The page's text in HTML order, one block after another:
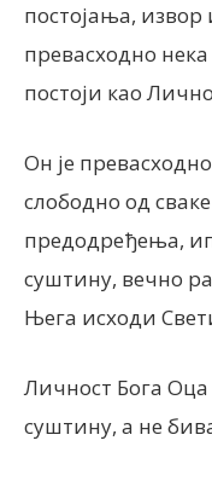
постојања, извор
превасходно
постоји као
Он је
слободно од
предодређења,
суштину, вечно
Њега исходи
Личност Бога
суштину, а не